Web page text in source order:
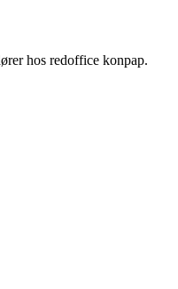
hos redoffice konpap.